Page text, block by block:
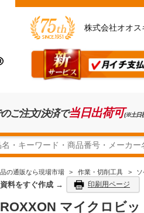
株式会社オオ
ご注文/決済で当日出荷可(※土日
の通販なら現場市場 > 作業・切削工具 >
料をすぐ作成 → 印刷用ページ
マイクロビ